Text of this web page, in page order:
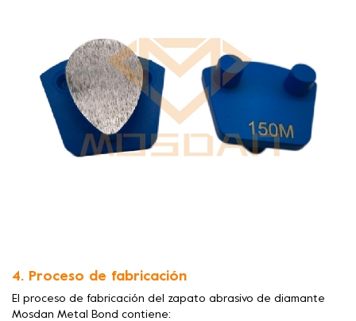
4. Proceso de fabricación
El proceso de fabricación del zapato abrasivo de diamante
Mosdan Metal Bond contiene: